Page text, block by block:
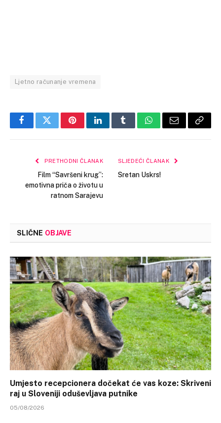
Ljetno računanje vremena
FacebookTwitterPinterestLinkedInTumblrWhatsApp
Email Copy
PRETHODNI ČLANAK
Film “Savršeni krug”:
emotivna priča o životu u
ratnom Sarajevu
SLJEDEĆI ČLANAK
Sretan Uskrs!
SLIČNE OBJAVE
Umjesto recepcionera dočekat će vas koze: Skriveni
raj u Sloveniji oduševljava putnike
05/08/2026